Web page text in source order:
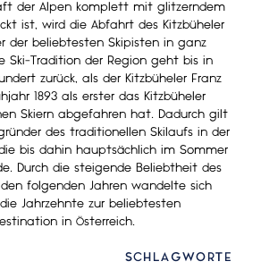
der Alpen komplett mit glitzerndem
ist, wird die Abfahrt des Kitzbüheler
der beliebtesten Skipisten in ganz
Ski-Tradition der Region geht bis in
zurück, als der Kitzbüheler Franz
1893 als erster das Kitzbüheler
Skiern abgefahren hat. Dadurch gilt
des traditionellen Skilaufs in der
bis dahin hauptsächlich im Sommer
Durch die steigende Beliebtheit des
folgenden Jahren wandelte sich
Jahrzehnte zur beliebtesten
in Österreich.
SCHLAGWORTE